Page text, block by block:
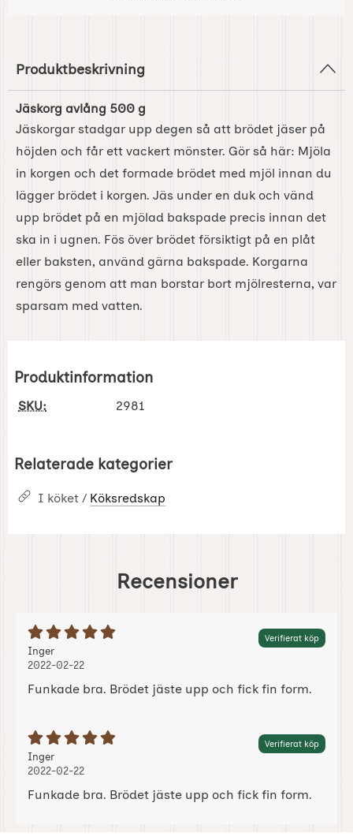
Produktbeskrivning
Jäskorg avlång 500 g
Jäskorgar stadgar upp degen så att brödet jäser på
höjden och får ett vackert mönster. Gör så här: Mjöla
in korgen och det formade brödet med mjöl innan du
lägger brödet i korgen. Jäs under en duk och vänd
upp brödet på en mjölad bakspade precis innan det
ska in i ugnen. Fös över brödet försiktigt på en plåt
eller baksten, använd gärna bakspade. Korgarna
rengörs genom att man borstar bort mjölresterna, var
sparsam med vatten.
Produktinformation
SKU: 2981
Relaterade kategorier
I köket / Köksredskap
Recensioner
Betyg: 5 Stjärnor av 5 Verifierat köp
Recension av:
Inger, 2022-02-22
, 2022-02-22
2022-02-22
Funkade bra. Brödet jäste upp och fick fin form.
Betyg: 5 Stjärnor av 5 Verifierat köp
Recension av:
Inger, 2022-02-22
, 2022-02-22
2022-02-22
Funkade bra. Brödet jäste upp och fick fin form.